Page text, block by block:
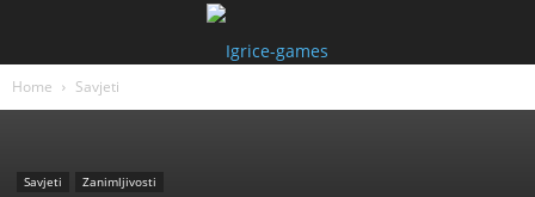
Home Savjeti
Savjeti Zanimljivosti